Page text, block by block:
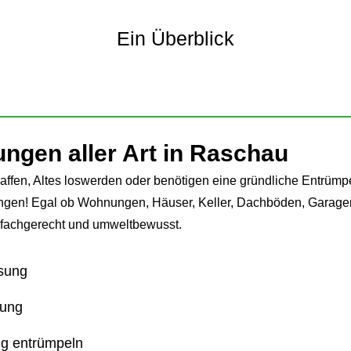
Ein Überblick
aller Art in Raschau
Altes loswerden oder benötigen eine gründliche
Egal ob Wohnungen, Häuser, Keller, Dachböden,
und umweltbewusst.
entrümpeln